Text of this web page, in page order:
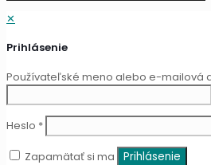
✕
Prihlásenie
Používateľské meno alebo e-mailová
Heslo *
Zapamätať si ma
Prihlásenie